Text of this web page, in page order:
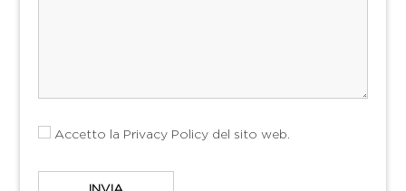
Accetto la Privacy Policy del sito web.